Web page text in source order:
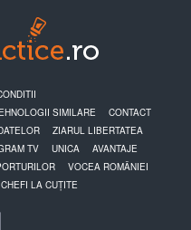
SIMILARE
CONTACT
ZIARUL LIBERTATEA
TV UNICA
AVANTAJE
VOCEA ROMÂNIEI
CHEFI LA CUȚITE